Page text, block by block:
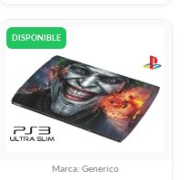
DISPONIBLE
Marca: Generico